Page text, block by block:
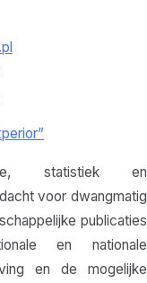
statistiek en
voor dwangmatig
publicaties
en nationale
en de mogelijke